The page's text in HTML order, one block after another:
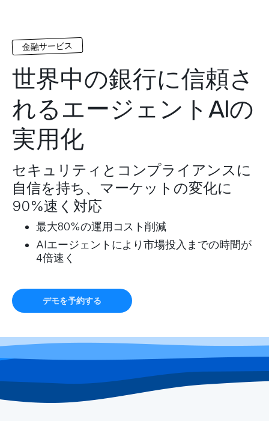
金融サービス
世界中の銀行に信頼さ
れるエージェントAIの
実用化
セキュリティとコンプライアンスに
自信を持ち、マーケットの変化に
90%速く対応
最大80%の運用コスト削減
AIエージェントにより市場投入までの時間が
4倍速く
デモを予約する